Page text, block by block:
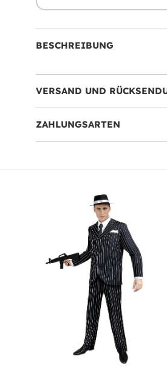
BESCHREIBUNG
VERSAND UND
ZAHLUNGSARTEN